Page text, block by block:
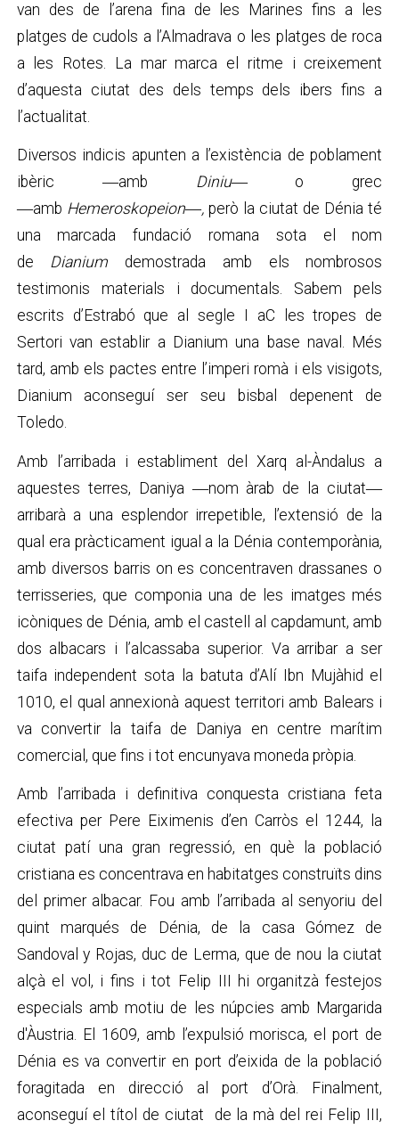
van des de l’arena fina de les Marines fins a les
platges de cudols a l’Almadrava o les platges de roca
a les Rotes. La mar marca el ritme i creixement
d’aquesta ciutat des dels temps dels ibers fins a
l’actualitat.
Diversos indicis apunten a l’existència de poblament
ibèric ―amb Diniu―
o grec
―amb Hemeroskopeion―, però la ciutat de Dénia té
una marcada fundació romana sota el nom
de Dianium demostrada amb els nombrosos
testimonis materials i documentals. Sabem pels
escrits d’Estrabó que al segle I aC les tropes de
Sertori van establir a Dianium una base naval. Més
tard, amb els pactes entre l’imperi romà i els visigots,
Dianium aconseguí ser seu bisbal depenent de
Toledo.
Amb l’arribada i establiment del Xarq al-Àndalus a
aquestes terres, Daniya ―nom àrab de la ciutat―
arribarà a una esplendor irrepetible, l’extensió de la
qual era pràcticament igual a la Dénia contemporània,
amb diversos barris on es concentraven drassanes o
terrisseries, que componia una de les imatges més
icòniques de Dénia, amb el castell al capdamunt, amb
dos albacars i l’alcassaba superior. Va arribar a ser
taifa independent sota la batuta d’Alí Ibn Mujàhid el
1010, el qual annexionà aquest territori amb Balears i
va convertir la taifa de Daniya en centre marítim
comercial, que fins i tot encunyava moneda pròpia.
Amb l’arribada i definitiva conquesta cristiana feta
efectiva per Pere Eiximenis d’en Carròs el 1244, la
ciutat patí una gran regressió, en què la població
cristiana es concentrava en habitatges construïts dins
del primer albacar. Fou amb l’arribada al senyoriu del
quint marqués de Dénia, de la casa Gómez de
Sandoval y Rojas, duc de Lerma, que de nou la ciutat
alçà el vol, i fins i tot Felip III hi organitzà festejos
especials amb motiu de les núpcies amb Margarida
d'Àustria. El 1609, amb l’expulsió morisca, el port de
Dénia es va convertir en port d’eixida de la població
foragitada en direcció al port d’Orà. Finalment,
aconseguí el títol de ciutat de la mà del rei Felip III,